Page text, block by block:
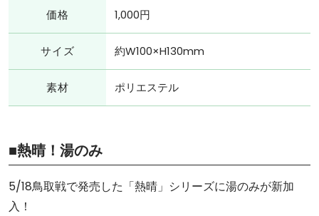
価格 1,000円
サイズ 約W100×H130mm
素材 ポリエステル
■熱晴！湯のみ
5/18鳥取戦で発売した「熱晴」シリーズに湯のみが新加
入！